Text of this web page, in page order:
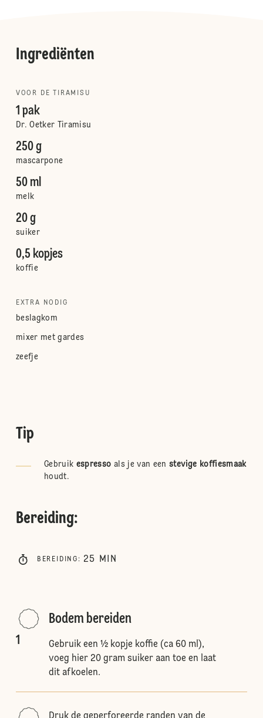
Ingrediënten
VOOR DE TIRAMISU
1 pak
Dr. Oetker Tiramisu
250 g
mascarpone
50 ml
melk
20 g
suiker
0,5 kopjes
koffie
EXTRA NODIG
beslagkom
mixer met gardes
zeefje
Tip
Gebruik espresso als je van eenstevige koffiesmaak
houdt.
Bereiding:
BEREIDING : 25 MIN
1
Bodem bereiden
Gebruik een ½ kopje koffie (ca 60 ml),
voeg hier 20 gram suiker aan toe en laat
dit afkoelen.